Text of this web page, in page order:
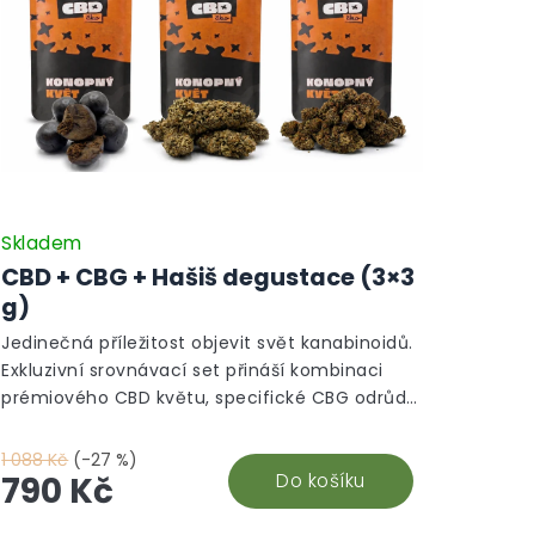
CBD + CBG + Hašiš degustace (3×3
g)
Skladem
1 088 Kč (-27 %)
790 Kč Do košíku
Jedinečná příležitost objevit svět kanabinoidů.
Exkluzivní srovnávací set přináší kombinaci
prémiového CBD květu, specifické CBG odrůdy